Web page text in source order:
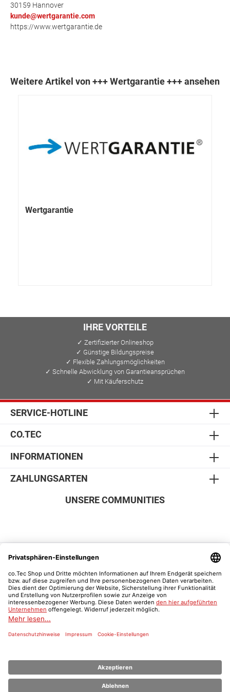
30159 Hannover
kunde@wertgarantie.com
https://www.wertgarantie.de
Weitere Artikel von +++ Wertgarantie +++ ansehen
Wertgarantie
IHRE VORTEILE
✓ Zertifizierter Onlineshop
✓ Günstige Bildungspreise
✓ Flexible Zahlungsmöglichkeiten
✓ Schnelle Abwicklung von Garantieansprüchen
✓ Mit Käuferschutz
SERVICE-HOTLINE
CO.TEC
INFORMATIONEN
ZAHLUNGSARTEN
SICHER EINKAUFEN
UNSERE COMMUNITIES
* Alle Preise inkl. gesetzl. Mehrwertsteuer zzgl.
Nachnahmegebühren, wenn nicht anders angegeben.
© 2026 Der co.Tec Shop | co.Tec - Alle Rechte vorbehalten.